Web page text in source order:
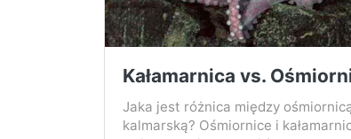
Kałamarnica vs.
Jaka jest różnica między
kalmarską? Ośmiornice i